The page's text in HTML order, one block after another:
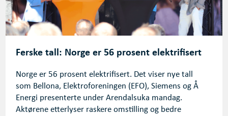
Ferske tall: Norge er 56 prosent elektrifisert
Norge er 56 prosent elektrifisert. Det viser nye tall
som Bellona, Elektroforeningen (EFO), Siemens og Å
Energi presenterte under Arendalsuka mandag.
Aktørene etterlyser raskere omstilling og bedre